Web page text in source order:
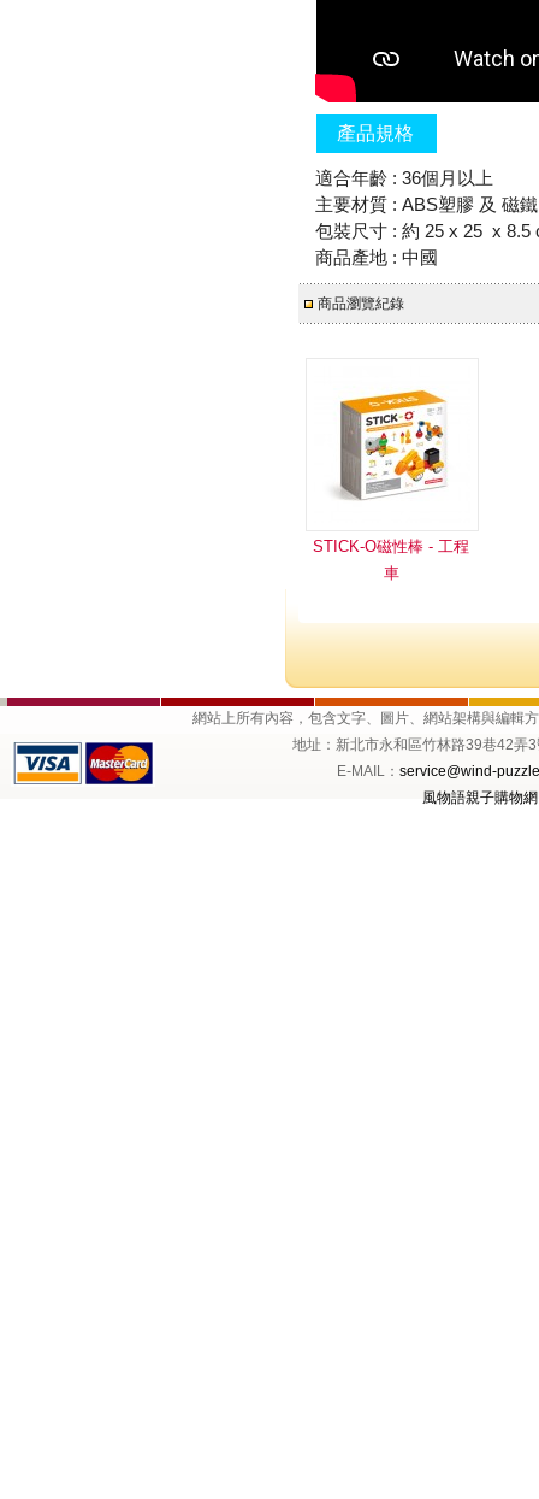
產品規格
適合年齡 : 36個月以上
主要材質 : ABS塑膠 及 磁鐵
包裝尺寸 : 約 25 x 25 x 8.5
商品產地 : 中國
商品瀏覽紀錄
STICK-O磁性棒 - 工程
車
網站上所有內容，包含文字、圖片、網站架構與編輯
地址：新北市永和區竹林路39巷
E-MAIL： service@wind-
風物語親子購物網